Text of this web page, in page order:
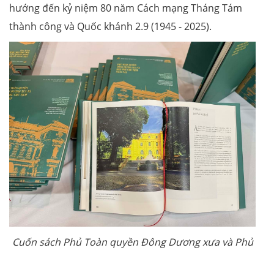
hướng đến kỷ niệm 80 năm Cách mạng Tháng Tám
thành công và Quốc khánh 2.9 (1945 - 2025).
Cuốn sách Phủ Toàn quyền Đông Dương xưa và Phủ